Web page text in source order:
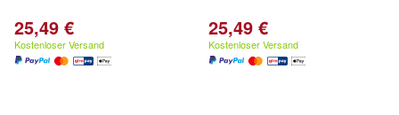
25,49 €
Kostenloser Versand
25,49 €
Kostenloser Versand